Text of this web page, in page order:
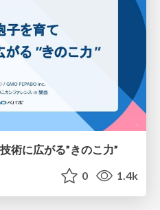
術に広がる”きのこ力”
0 1.4k